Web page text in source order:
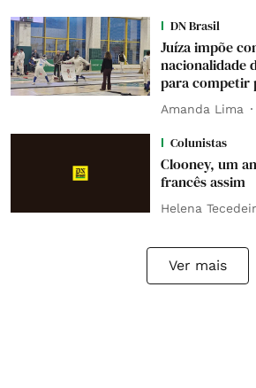
DN Brasil
Juíza impõe
nacionalidade
para competir
Amanda Lima
Colunistas
Clooney, um
francês assim
Helena
Ver mais